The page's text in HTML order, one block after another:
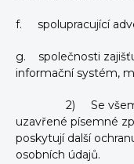
f. spolupracující
g. společnosti
informační systém,
2) Se všemi
uzavřené písemné
poskytují další
osobních údajů.